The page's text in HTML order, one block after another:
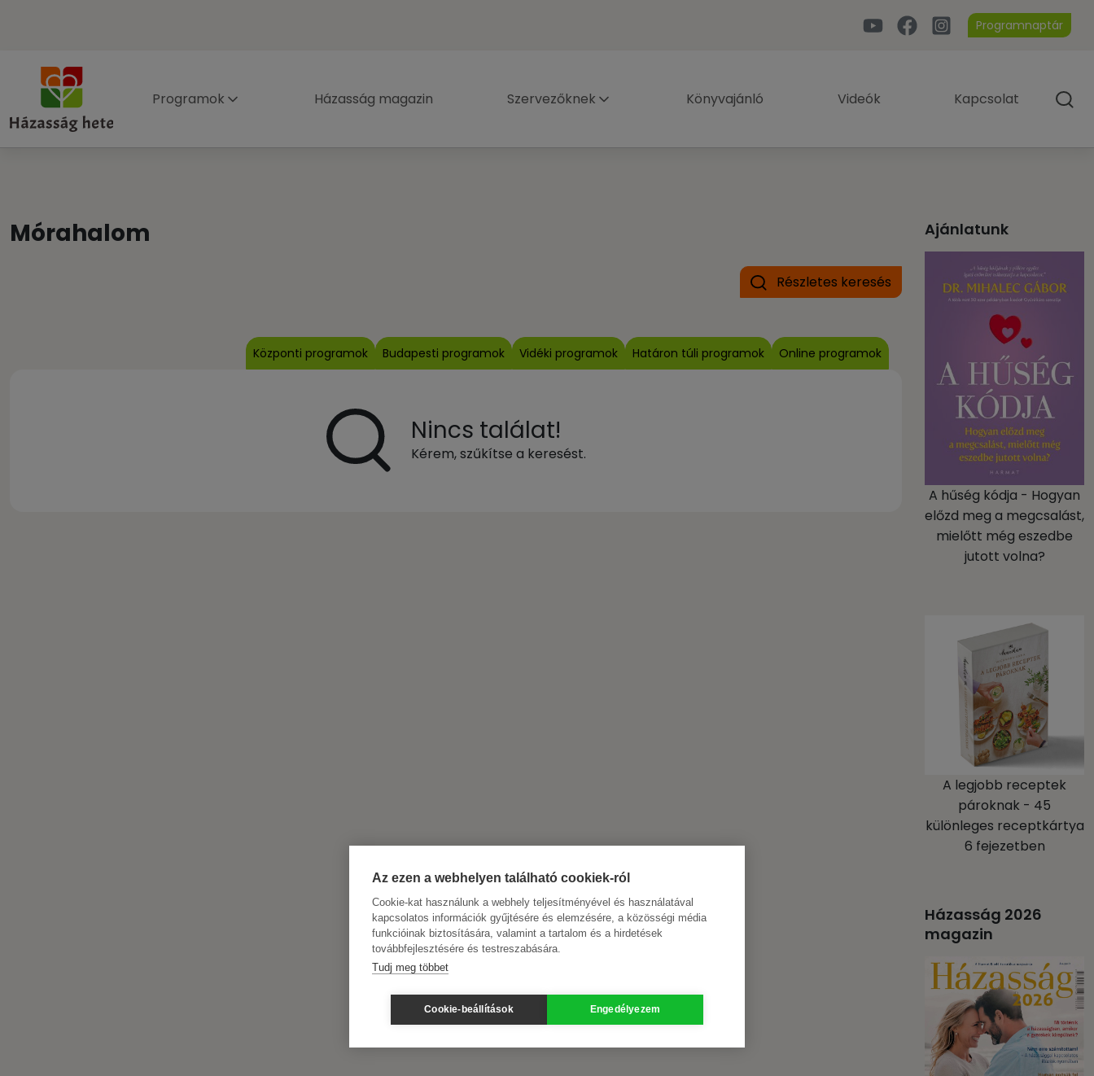
Programnaptár
Programok Házasság magazin Szervezőknek Könyvajánló Videók Kapcsolat
Mórahalom
Részletes keresés
Központi programok Budapesti programok Vidéki programok Határon túli programok Online programok
Nincs találat!
Kérem, szűkítse a keresést.
Ajánlatunk
A hűség kódja - Hogyan
előzd meg a megcsalást,
mielőtt még eszedbe
jutott volna?
A legjobb receptek
pároknak - 45
különleges receptkártya
6 fejezetben
Házasság 2026
magazin
Az ezen a webhelyen található cookiek-ról
Cookie-kat használunk a webhely teljesítményével és használatával
kapcsolatos információk gyűjtésére és elemzésére, a közösségi média
funkcióinak biztosítására, valamint a tartalom és a hirdetések
továbbfejlesztésére és testreszabására.
Tudj meg többet
Cookie-beállítások Engedélyezem